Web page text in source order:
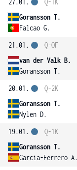
27.01.
Goransson T.
Falcao G.
Q-1K
21.01.
van der Valk B.
Goransson T.
Q-OF
20.01.
Goransson T.
Nylen D.
Q-2K
19.01.
Goransson T.
Garcia-Ferrero A.
Q-1K